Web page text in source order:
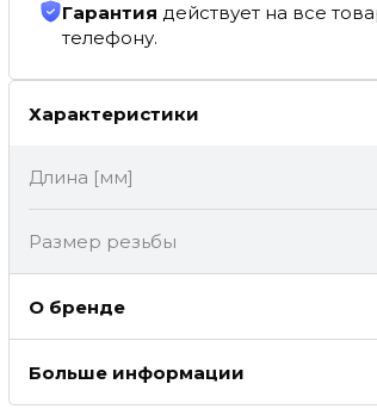
Гарантия действует на все
телефону.
Характеристики
Длина [мм]
Размер резьбы
О бренде
Больше информации